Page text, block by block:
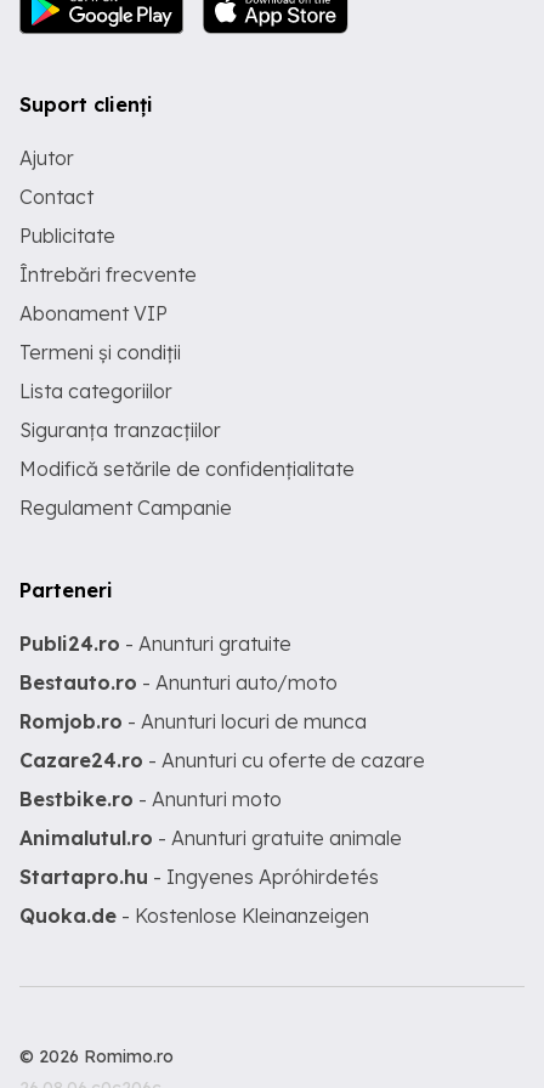
Suport clienți
Ajutor
Contact
Publicitate
Întrebări frecvente
Abonament VIP
Termeni și condiții
Lista categoriilor
Siguranța tranzacțiilor
Modifică setările de confidențialitate
Regulament Campanie
Parteneri
Publi24.ro - Anunturi gratuite
Bestauto.ro - Anunturi auto/moto
Romjob.ro - Anunturi locuri de munca
Cazare24.ro - Anunturi cu oferte de cazare
Bestbike.ro - Anunturi moto
Animalutul.ro - Anunturi gratuite animale
Startapro.hu - Ingyenes Apróhirdetés
Quoka.de - Kostenlose Kleinanzeigen
© 2026 Romimo.ro